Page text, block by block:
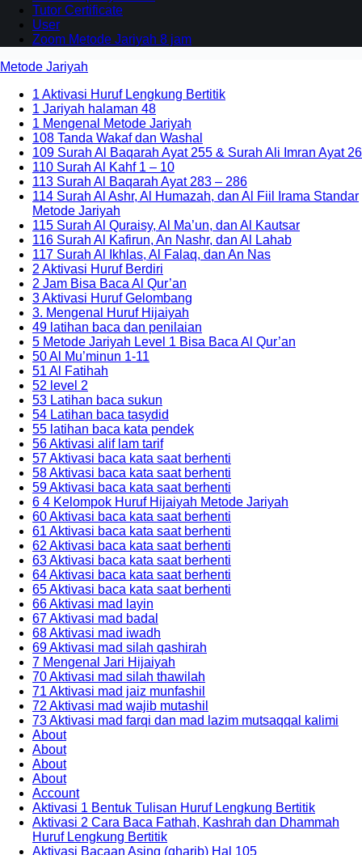
Tutor Certificate
User
Zoom Metode Jariyah 8 jam
Metode Jariyah
1 Aktivasi Huruf Lengkung Bertitik
1 Jariyah halaman 48
1 Mengenal Metode Jariyah
108 Tanda Wakaf dan Washal
109 Surah Al Baqarah Ayat 255 & Surah Ali Imran Ayat 26
110 Surah Al Kahf 1 – 10
113 Surah Al Baqarah Ayat 283 – 286
114 Surah Al Ashr, Al Humazah, dan Al Fiil Irama Standar
Metode Jariyah
115 Surah Al Quraisy, Al Ma’un, dan Al Kautsar
116 Surah Al Kafirun, An Nashr, dan Al Lahab
117 Surah Al Ikhlas, Al Falaq, dan An Nas
2 Aktivasi Huruf Berdiri
2 Jam Bisa Baca Al Qur’an
3 Aktivasi Huruf Gelombang
3. Mengenal Huruf Hijaiyah
49 latihan baca dan penilaian
5 Metode Jariyah Level 1 Bisa Baca Al Qur’an
50 Al Mu’minun 1-11
51 Al Fatihah
52 level 2
53 Latihan baca sukun
54 Latihan baca tasydid
55 latihan baca kata pendek
56 Aktivasi alif lam tarif
57 Aktivasi baca kata saat berhenti
58 Aktivasi baca kata saat berhenti
59 Aktivasi baca kata saat berhenti
6 4 Kelompok Huruf Hijaiyah Metode Jariyah
60 Aktivasi baca kata saat berhenti
61 Aktivasi baca kata saat berhenti
62 Aktivasi baca kata saat berhenti
63 Aktivasi baca kata saat berhenti
64 Aktivasi baca kata saat berhenti
65 Aktivasi baca kata saat berhenti
66 Aktivasi mad layin
67 Aktivasi mad badal
68 Aktivasi mad iwadh
69 Aktivasi mad silah qashirah
7 Mengenal Jari Hijaiyah
70 Aktivasi mad silah thawilah
71 Aktivasi mad jaiz munfashil
72 Aktivasi mad wajib mutashil
73 Aktivasi mad farqi dan mad lazim mutsaqqal kalimi
About
About
About
About
Account
Aktivasi 1 Bentuk Tulisan Huruf Lengkung Bertitik
Aktivasi 2 Cara Baca Fathah, Kashrah dan Dhammah
Huruf Lengkung Bertitik
Aktivasi Bacaan Asing (gharib) Hal 105